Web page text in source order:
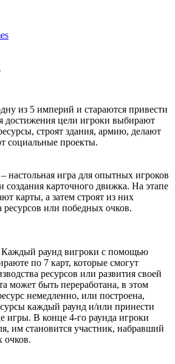
из 5 империй и стараются привести
достижения цели игроки выбирают
строят здания, армию, делают
социальные проекты.
настольная игра для опытных игроков
создания карточного движка. На этапе
карты, а затем строят из них
ресурсов или победных очков.
Каждый раунд вигроки с помощью
по 7 карт, которые смогут
ресурсов или развития своей
может быть переработана, в этом
немедленно, или построена,
каждый раунд и/или принести
игры. В конце 4-го раунда игроки
им становится участник, набравший
очков.